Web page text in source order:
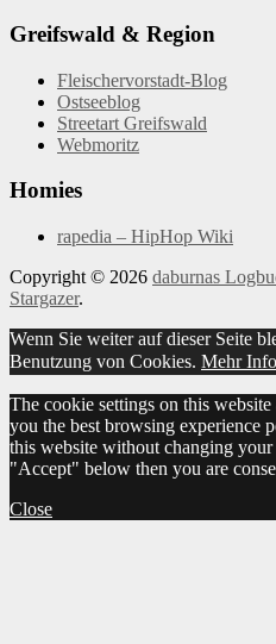
Greifswald & Region
Fleischervorstadt-Blog
Ostseeblog
Streetart Greifswald
Webmoritz
Homies
rapedia – HipHop Wiki
Copyright © 2026 daburnas
Stargazer.
Wenn Sie weiter auf dieser Seite
Benutzung von Cookies. Mehr
The cookie settings on this
you the best browsing experience
this website without changing
"Accept" below then you are
Close